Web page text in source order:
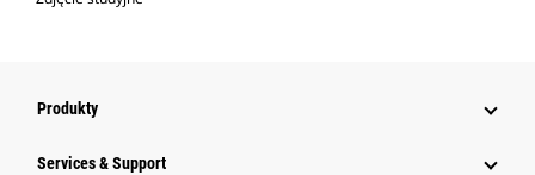
Produkty
Services & Support